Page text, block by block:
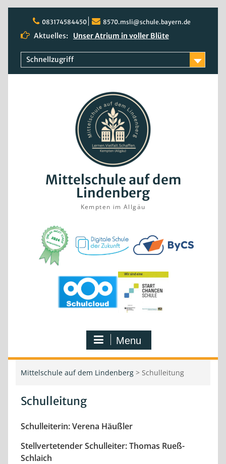
content
083174584450 8570.msli@schule.bayern.de
Aktuelles:
Unser Atrium in voller Blüte
Rosenblüte
Schnellzugriff
Mittelschule auf dem
Lindenberg
Kempten im Allgäu
Menu
Mittelschule auf dem Lindenberg> Schulleitung
Schulleitung
Schulleiterin: Verena Häußler
Stellvertetender Schulleiter: Thomas Rueß-
Schlaich